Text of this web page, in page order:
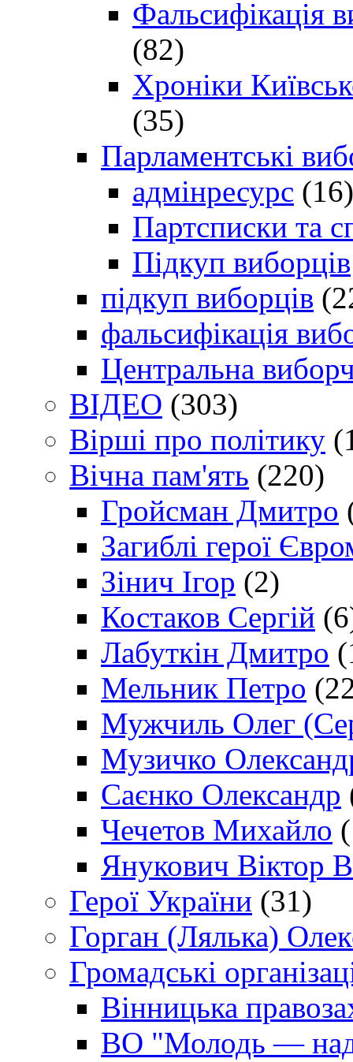
Фальсифікація
(82)
Хроніки
(35)
Парламентські
адмінресурс (16)
Партсписки та
Підкуп виборців
підкуп виборців
фальсифікація
Центральна
ВІДЕО (303)
Вірші про політику
Вічна пам'ять (220)
Гройсман Дмитро
Загиблі герої
Зінич Ігор (2)
Костаков Сергій
Лабуткін Дмитро
Мельник Петро
Мужчиль Олег
Музичко
Саєнко Олександр
Чечетов Михайло
Янукович Віктор
Герої України (31)
Горган (Лялька)
Громадські
Вінницька
ВО "Молодь —